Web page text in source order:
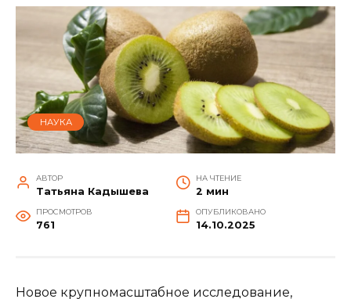
НАУКА
АВТОР
Татьяна Кадышева
НА ЧТЕНИЕ
2 мин
ПРОСМОТРОВ
761
ОПУБЛИКОВАНО
14.10.2025
Новое крупномасштабное исследование,